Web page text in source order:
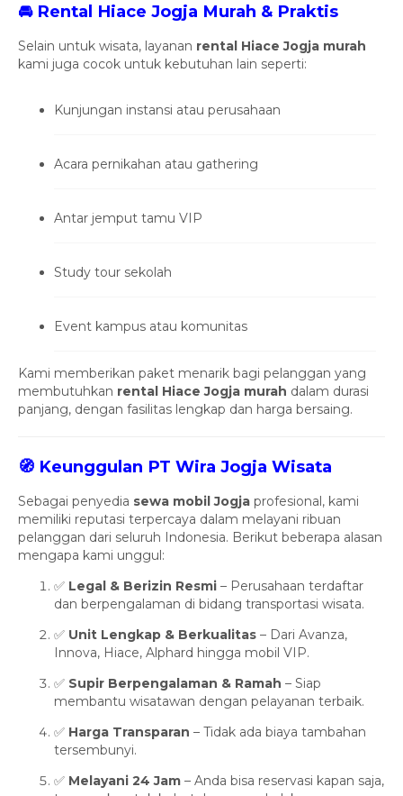
🚘 Rental Hiace Jogja Murah & Praktis
Selain untuk wisata, layanan rental Hiace Jogja murah
kami juga cocok untuk kebutuhan lain seperti:
Kunjungan instansi atau perusahaan
Acara pernikahan atau gathering
Antar jemput tamu VIP
Study tour sekolah
Event kampus atau komunitas
Kami memberikan paket menarik bagi pelanggan yang
membutuhkan rental Hiace Jogja murah dalam durasi
panjang, dengan fasilitas lengkap dan harga bersaing.
🧭 Keunggulan PT Wira Jogja Wisata
Sebagai penyedia sewa mobil Jogja profesional, kami
memiliki reputasi terpercaya dalam melayani ribuan
pelanggan dari seluruh Indonesia. Berikut beberapa alasan
mengapa kami unggul:
✅ Legal & Berizin Resmi – Perusahaan terdaftar
dan berpengalaman di bidang transportasi wisata.
✅ Unit Lengkap & Berkualitas – Dari Avanza,
Innova, Hiace, Alphard hingga mobil VIP.
✅ Supir Berpengalaman & Ramah – Siap
membantu wisatawan dengan pelayanan terbaik.
✅ Harga Transparan – Tidak ada biaya tambahan
tersembunyi.
✅ Melayani 24 Jam – Anda bisa reservasi kapan saja,